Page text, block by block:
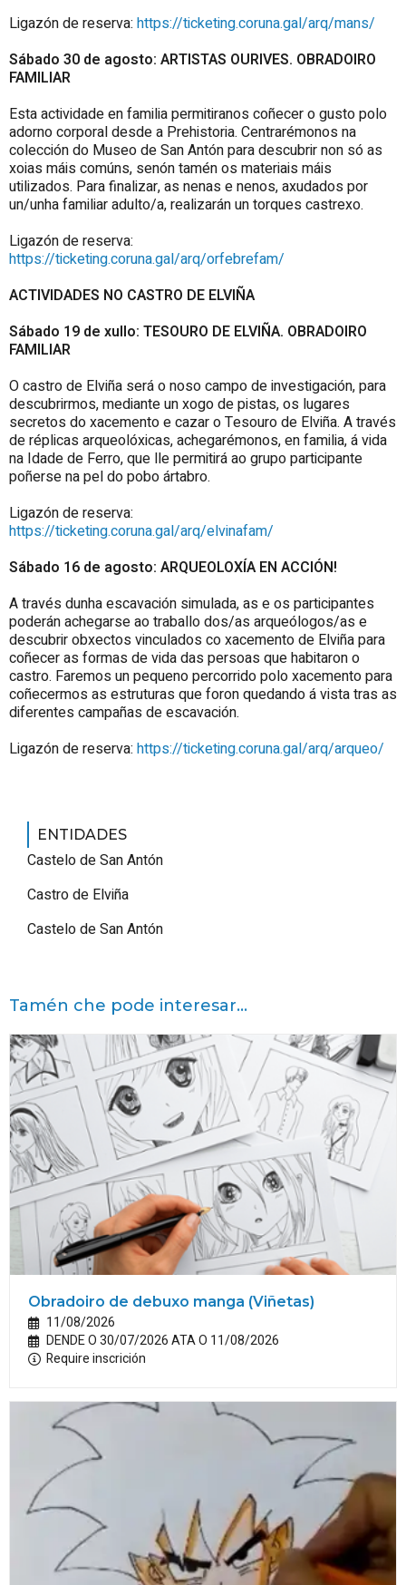
Ligazón de reserva: https://ticketing.coruna.gal/arq/mans/
Sábado 30 de agosto: ARTISTAS OURIVES. OBRADOIRO
FAMILIAR
Esta actividade en familia permitiranos coñecer o gusto polo
adorno corporal desde a Prehistoria. Centrarémonos na
colección do Museo de San Antón para descubrir non só as
xoias máis comúns, senón tamén os materiais máis
utilizados. Para finalizar, as nenas e nenos, axudados por
un/unha familiar adulto/a, realizarán un torques castrexo.
Ligazón de reserva:
https://ticketing.coruna.gal/arq/orfebrefam/
ACTIVIDADES NO CASTRO DE ELVIÑA
Sábado 19 de xullo: TESOURO DE ELVIÑA. OBRADOIRO
FAMILIAR
O castro de Elviña será o noso campo de investigación, para
descubrirmos, mediante un xogo de pistas, os lugares
secretos do xacemento e cazar o Tesouro de Elviña. A través
de réplicas arqueolóxicas, achegarémonos, en familia, á vida
na Idade de Ferro, que lle permitirá ao grupo participante
poñerse na pel do pobo ártabro.
Ligazón de reserva:
https://ticketing.coruna.gal/arq/elvinafam/
Sábado 16 de agosto: ARQUEOLOXÍA EN ACCIÓN!
A través dunha escavación simulada, as e os participantes
poderán achegarse ao traballo dos/as arqueólogos/as e
descubrir obxectos vinculados co xacemento de Elviña para
coñecer as formas de vida das persoas que habitaron o
castro. Faremos un pequeno percorrido polo xacemento para
coñecermos as estruturas que foron quedando á vista tras as
diferentes campañas de escavación.
Ligazón de reserva: https://ticketing.coruna.gal/arq/arqueo/
ENTIDADES
Castelo de San Antón
Castro de Elviña
Castelo de San Antón
Tamén che pode interesar...
Obradoiro de debuxo manga (Viñetas)
11/08/2026
DENDE O 30/07/2026 ATA O 11/08/2026
Require inscrición